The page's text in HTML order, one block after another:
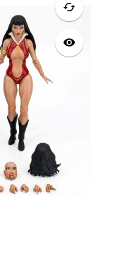
cached
visibility